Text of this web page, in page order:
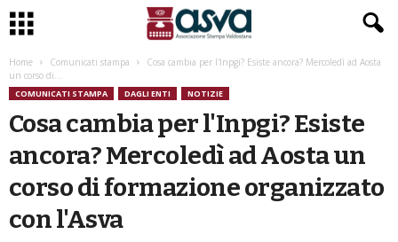
Home Comunicati stampa
Cosa cambia per l'Inpgi? Esiste ancora? Mercoledì ad Aosta
un corso di...
COMUNICATI STAMPA DAGLI ENTI NOTIZIE
Cosa cambia per l'Inpgi? Esiste
ancora? Mercoledì ad Aosta un
corso di formazione organizzato
con l'Asva